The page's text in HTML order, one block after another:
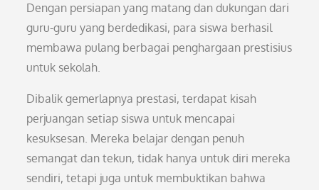
Dengan persiapan yang matang dan dukungan dari
guru-guru yang berdedikasi, para siswa berhasil
membawa pulang berbagai penghargaan prestisius
untuk sekolah.
Dibalik gemerlapnya prestasi, terdapat kisah
perjuangan setiap siswa untuk mencapai
kesuksesan. Mereka belajar dengan penuh
semangat dan tekun, tidak hanya untuk diri mereka
sendiri, tetapi juga untuk membuktikan bahwa